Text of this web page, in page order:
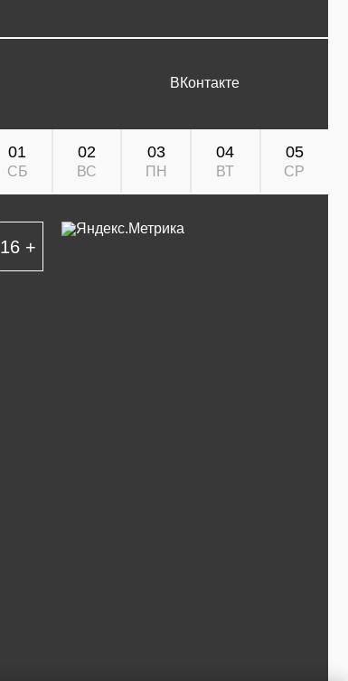
ВКонтакте
01
СБ
02
ВС
03
ПН
04
ВТ
05
СР
16 +